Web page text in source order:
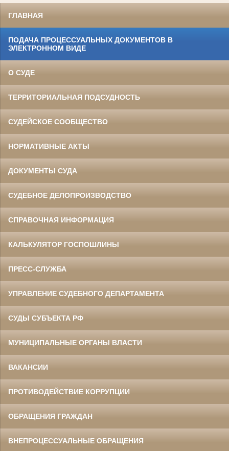
ГЛАВНАЯ
ПОДАЧА ПРОЦЕССУАЛЬНЫХ ДОКУМЕНТОВ В
ЭЛЕКТРОННОМ ВИДЕ
О СУДЕ
ТЕРРИТОРИАЛЬНАЯ ПОДСУДНОСТЬ
СУДЕЙСКОЕ СООБЩЕСТВО
НОРМАТИВНЫЕ АКТЫ
ДОКУМЕНТЫ СУДА
СУДЕБНОЕ ДЕЛОПРОИЗВОДСТВО
СПРАВОЧНАЯ ИНФОРМАЦИЯ
КАЛЬКУЛЯТОР ГОСПОШЛИНЫ
ПРЕСС-СЛУЖБА
УПРАВЛЕНИЕ СУДЕБНОГО ДЕПАРТАМЕНТА
СУДЫ СУБЪЕКТА РФ
МУНИЦИПАЛЬНЫЕ ОРГАНЫ ВЛАСТИ
ВАКАНСИИ
ПРОТИВОДЕЙСТВИЕ КОРРУПЦИИ
ОБРАЩЕНИЯ ГРАЖДАН
ВНЕПРОЦЕССУАЛЬНЫЕ ОБРАЩЕНИЯ